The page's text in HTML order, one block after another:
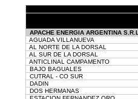
APACHE ENERGIA ARGENTINA S.R.L
AGUADA VILLANUEVA
AL NORTE DE LA DORSAL
AL SUR DE LA DORSAL
ANTICLINAL CAMPAMENTO
BAJO BAGUALES
CUTRAL - CO SUR
DADIN
DOS HERMANAS